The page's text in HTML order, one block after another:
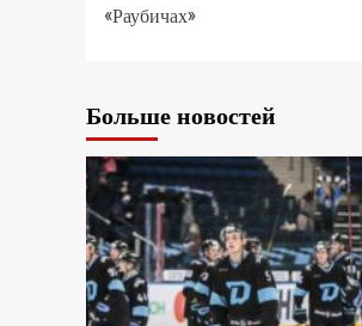
«Раубичах»
Больше новостей